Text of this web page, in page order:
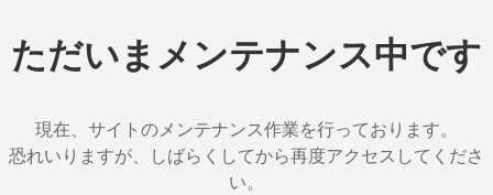
ただいまメンテナンス中です
現在、サイトのメンテナンス作業を行っております。
恐れいりますが、しばらくしてから再度アクセスしてくださ
い。